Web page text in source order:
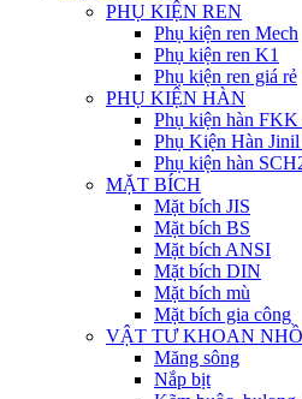
PHỤ KIỆN REN
Phụ kiện ren Mech
Phụ kiện ren K1
Phụ kiện ren giá rẻ
PHỤ KIỆN HÀN
Phụ kiện hàn FKK
Phụ Kiện Hàn
Phụ kiện hàn
MẶT BÍCH
Mặt bích JIS
Mặt bích BS
Mặt bích ANSI
Mặt bích DIN
Mặt bích mù
Mặt bích gia công
VẬT TƯ KHOAN
Măng sông
Nắp bịt